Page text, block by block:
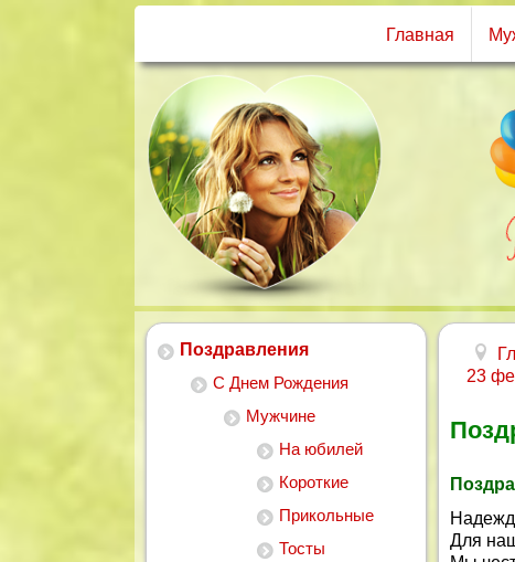
Главная
Поздравления
С Днем Рождения
Мужчине
На юбилей
Короткие
Прикольные
Тосты
23
Для